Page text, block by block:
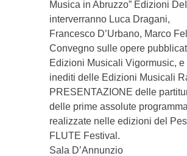
Musica in Abruzzo” Edizioni
interverranno Luca Dragani,
Francesco D’Urbano, Marco
Convegno sulle opere
Edizioni Musicali Vigormusic, e
inediti delle Edizioni Musicali
PRESENTAZIONE delle
delle prime assolute
realizzate nelle edizioni del
FLUTE Festival.
Sala D’Annunzio